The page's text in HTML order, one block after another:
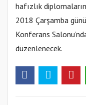
hafızlık
2018 Çarşamba
Konferans
düzenlenecek.